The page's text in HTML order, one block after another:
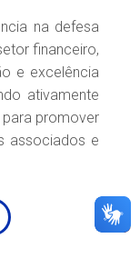
na defesa
financeiro,
e excelência
ativamente
promover
associados e